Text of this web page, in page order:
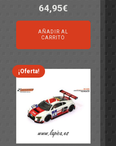
El
precio
original
era:
77,60€.
64,95€El
precio
actual
es:
64,95€.
AÑADIR AL
CARRITO
¡Oferta!